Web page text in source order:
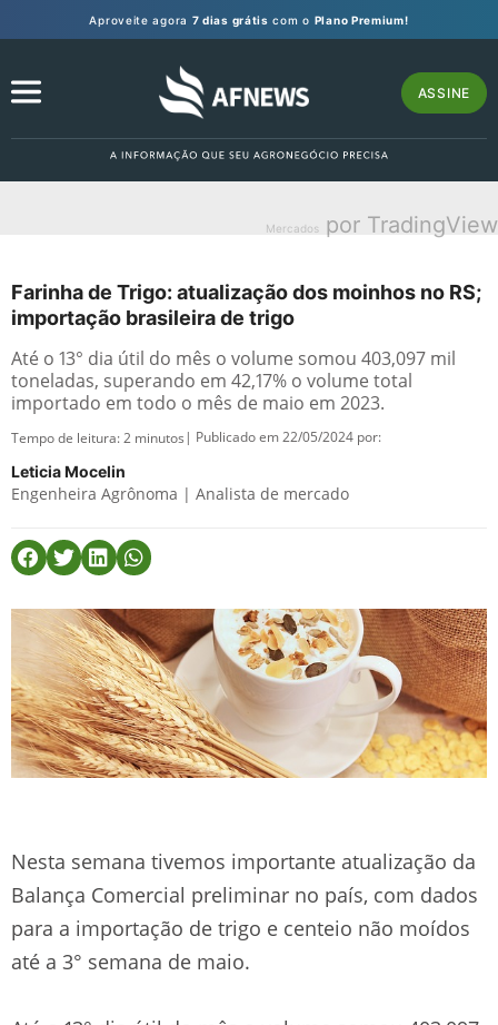
Aproveite agora 7 dias grátis com o Plano Premium!
ASSINE
Mercados por TradingView
Farinha de Trigo: atualização dos moinhos no RS;
importação brasileira de trigo
Até o 13° dia útil do mês o volume somou 403,097 mil
toneladas, superando em 42,17% o volume total
importado em todo o mês de maio em 2023.
Tempo de leitura:2 minutos | Publicado em 22/05/2024 por:
Leticia Mocelin
Engenheira Agrônoma | Analista de mercado
Nesta semana tivemos importante atualização da
Balança Comercial preliminar no país, com dados
para a importação de trigo e centeio não moídos
até a 3° semana de maio.